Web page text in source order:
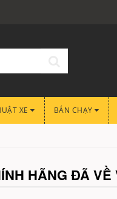
XE BÁN CHẠY
HÃNG ĐÃ VỀ